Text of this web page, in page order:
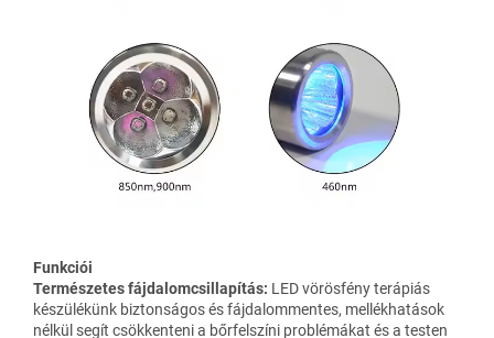
Funkciói
Természetes fájdalomcsillapítás: LED vörösfény terápiás
készülékünk biztonságos és fájdalommentes, mellékhatások
nélkül segít csökkenteni a bőrfelszíni problémákat és a testen